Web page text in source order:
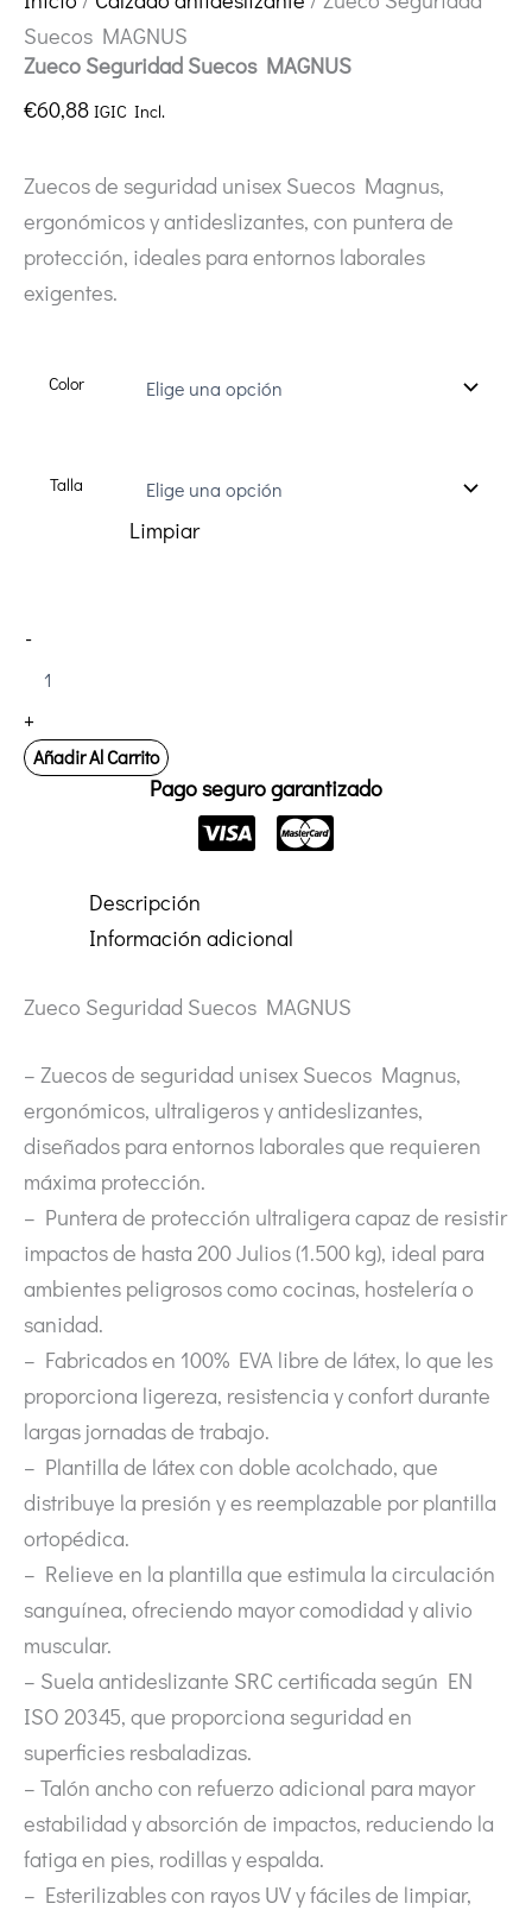
Suecos MAGNUS
Zueco Seguridad Suecos MAGNUS
€60,88 IGIC Incl.
Zuecos de seguridad unisex Suecos Magnus,
ergonómicos y antideslizantes, con puntera de
protección, ideales para entornos laborales
exigentes.
Color
Talla
Limpiar
-
Suecos
cantidad
+
Añadir Al Carrito
Pago seguro garantizado
Descripción
Información adicional
Zueco Seguridad Suecos MAGNUS
– Zuecos de seguridad unisex Suecos Magnus,
ergonómicos, ultraligeros y antideslizantes,
diseñados para entornos laborales que requieren
máxima protección.
– Puntera de protección ultraligera capaz de resistir
impactos de hasta 200 Julios (1.500 kg), ideal para
ambientes peligrosos como cocinas, hostelería o
sanidad.
– Fabricados en 100% EVA libre de látex, lo que les
proporciona ligereza, resistencia y confort durante
largas jornadas de trabajo.
– Plantilla de látex con doble acolchado, que
distribuye la presión y es reemplazable por plantilla
ortopédica.
– Relieve en la plantilla que estimula la circulación
sanguínea, ofreciendo mayor comodidad y alivio
muscular.
– Suela antideslizante SRC certificada según EN
ISO 20345, que proporciona seguridad en
superficies resbaladizas.
– Talón ancho con refuerzo adicional para mayor
estabilidad y absorción de impactos, reduciendo la
fatiga en pies, rodillas y espalda.
– Esterilizables con rayos UV y fáciles de limpiar,